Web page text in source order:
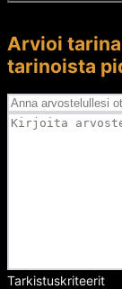
Arvioi
tarinoista
Tarkistuskriteerit